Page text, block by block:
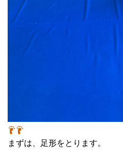
まずは、足形をとります。